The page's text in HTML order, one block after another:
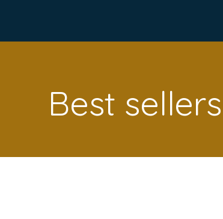
Best sellers